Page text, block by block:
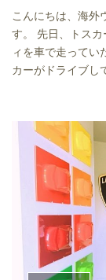
こんにちは、海外
す。 先日、トス
ィを車で走ってい
カーがドライブ